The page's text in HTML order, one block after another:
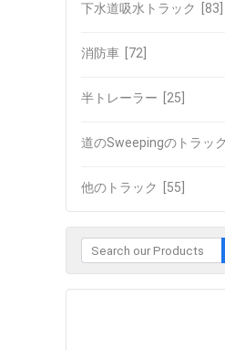
下水道吸水トラック [83]
消防車 [72]
半トレーラー [25]
道のSweepingのトラック
他のトラック [55]